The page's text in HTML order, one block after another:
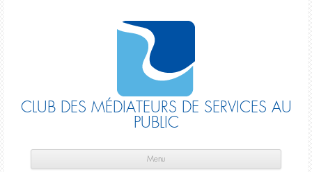
CLUB DES MÉDIATEURS DE SERVICES AU
PUBLIC
Menu